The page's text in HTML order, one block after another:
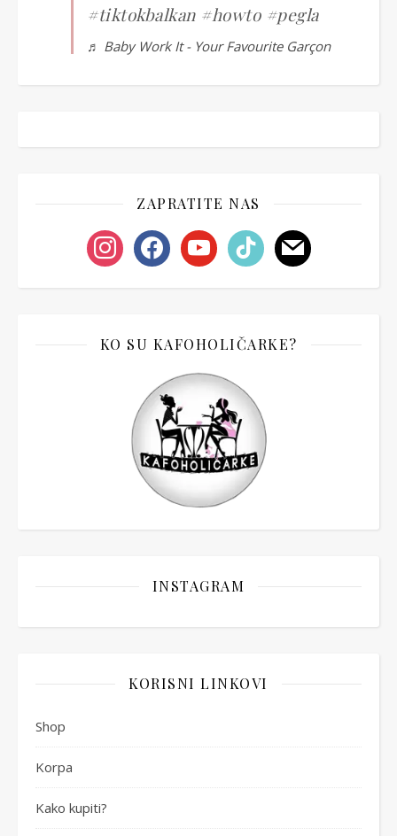
#tiktokbalkan #howto #pegla
♬ Baby Work It - Your Favourite Garçon
ZAPRATITE NAS
instagramfacebookyoutubetiktok mail
KO SU KAFOHOLIČARKE?
INSTAGRAM
KORISNI LINKOVI
Shop
Korpa
Kako kupiti?